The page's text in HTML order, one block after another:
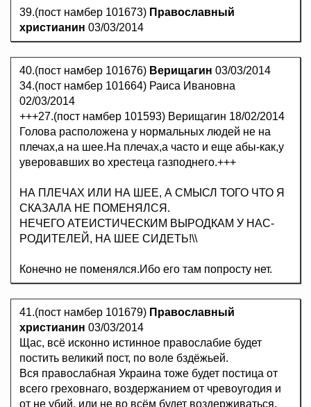
39.(пост намбер 101673) Православный
христианин 03/03/2014
40.(пост намбер 101676) Верищагин 03/03/2014
34.(пост намбер 101664) Раиса Ивановна
02/03/2014
+++27.(пост намбер 101593) Верищагин 18/02/2014
Голова расположена у нормальных людей не на
плечах,а на шее.На плечах,а часто и еще абы-как,у
уверовавших во хрестеца газподнего.+++
НА ПЛЕЧАХ ИЛИ НА ШЕЕ, А СМЫСЛ ТОГО ЧТО Я
СКАЗАЛА НЕ ПОМЕНЯЛСЯ.
НЕЧЕГО АТЕИСТИЧЕСКИМ ВЫРОДКАМ У НАС-
РОДИТЕЛЕЙ, НА ШЕЕ СИДЕТЬ!\\
Конечно не поменялся.Ибо его там попросту нет.
41.(пост намбер 101679) Православный
христианин 03/03/2014
Щас, всё исконно истинное правослабие будет
постить великий пост, по воле бздёжьей.
Вся правослабная Украина тоже будет постица от
всего греховнаго, воздержанием от чревоугодия и
от не убий, или не во всём будет воздерживаться,